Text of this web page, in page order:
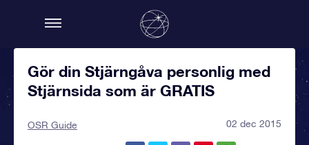
Gör din Stjärngåva personlig med
Stjärnsida som är GRATIS
OSR Guide 02 dec 2015